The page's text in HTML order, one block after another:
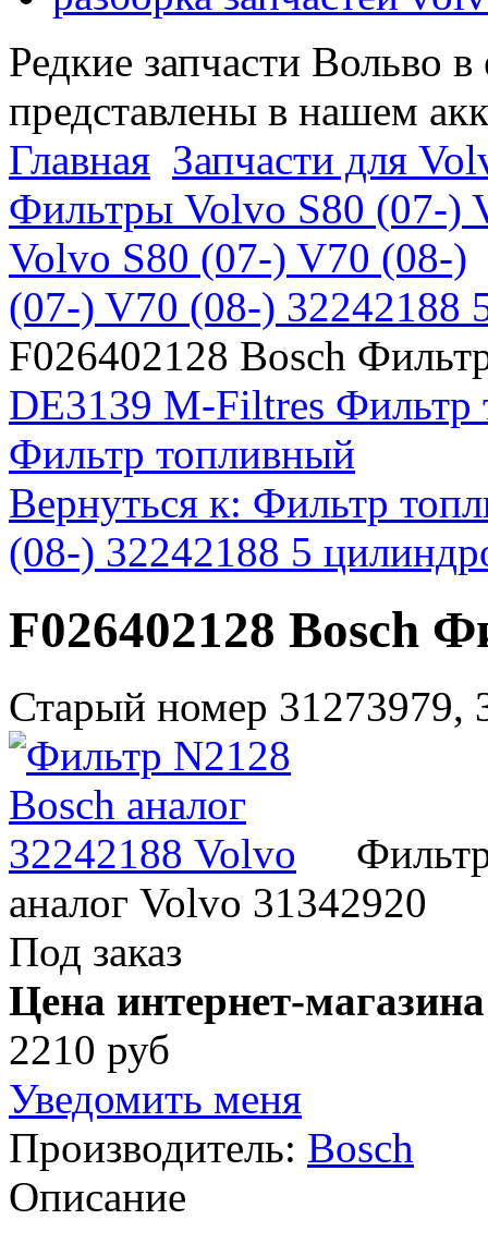
Редкие запчасти Вольво
представлены в нашем
Главная Запчасти для
Фильтры Volvo S80 (07-)
Volvo S80 (07-) V70 (08-)
(07-) V70 (08-) 32242188
F026402128 Bosch
DE3139 M-Filtres Фильтр
Фильтр топливный
Вернуться к: Фильтр
(08-) 32242188 5
F026402128 Bosch
Старый номер 31273979,
аналог Volvo 31342920
Под заказ
Цена интернет-
2210 руб
Уведомить меня
Производитель: Bosch
Описание